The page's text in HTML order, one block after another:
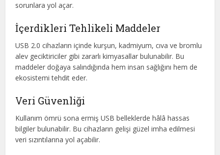
sorunlara yol açar.
İçerdikleri Tehlikeli Maddeler
USB 2.0 cihazların içinde kurşun, kadmiyum, cıva ve bromlu
alev geciktiriciler gibi zararlı kimyasallar bulunabilir. Bu
maddeler doğaya salındığında hem insan sağlığını hem de
ekosistemi tehdit eder.
Veri Güvenliği
Kullanım ömrü sona ermiş USB belleklerde hâlâ hassas
bilgiler bulunabilir. Bu cihazların gelişi güzel imha edilmesi
veri sızıntılarına yol açabilir.